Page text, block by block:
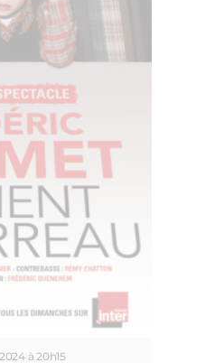
à 20h15